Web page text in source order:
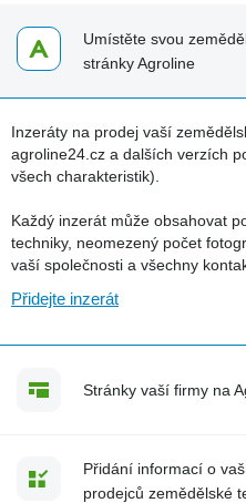
Umístěte svou
stránky Agroline
Inzeráty na prodej vaší
agroline24.cz a dalších verzích
všech charakteristik).
Každý inzerát může obsahovat
techniky, neomezený počet
vaší společnosti a všechny
Přidejte inzerát
Stránky vaší firmy na
Přidání informací o
prodejců zemědělské